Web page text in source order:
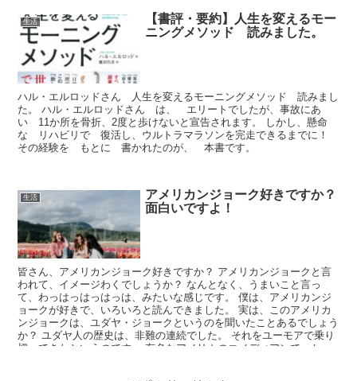
生活
【書評・要約】人生を変えるモー
ニングメソッド 読みました。
ハル・エルロッドさん 人生を変えるモーニングメソッド 読みまし
た。 ハル・エルロッドさん は、 エリートでしたが、事故にあ
い 11か所を骨折、2度と歩けないと宣告されます。 しかし、懸命
な リハビリで 復活し、ウルトラマラソンを完走できるまでに！
その経験を もとに 書かれたのが、 本書です。
生活
アメリカンジョーク好きですか？
面白いですよ！
皆さん、アメリカンジョーク好きですか？ アメリカンジョークと言
われて、イメージわくでしょうか？ なんとなく、うまいこと言っ
て、わっはっはっはっは、みたいな感じです。 僕は、アメリカンジ
ョークが好きで、いろいろと読んできました。 実は、このアメリカ
ンジョークは、ユダヤ・ジョークというのを聞いたことあるでしょう
か？ ユダヤ人の歴史は、非難の連続でした。 それをユーモアで乗り
切ってきたというのです。 有名なアメリカのコメディアンで、セッ